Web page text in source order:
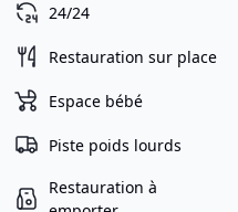
24/24
Restauration sur place
Espace bébé
Piste poids lourds
Restauration à